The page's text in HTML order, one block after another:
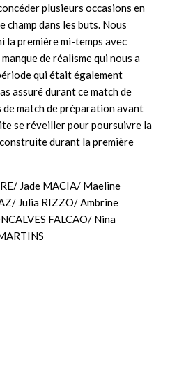
plusieurs occasions en
champ dans les buts. Nous
la première mi-temps avec
de réalisme qui nous a
qui était également
assuré durant ce match de
match de préparation avant
se réveiller pour poursuivre la
durant la première
Jade MACIA/ Maeline
Julia RIZZO/ Ambrine
FALCAO/ Nina